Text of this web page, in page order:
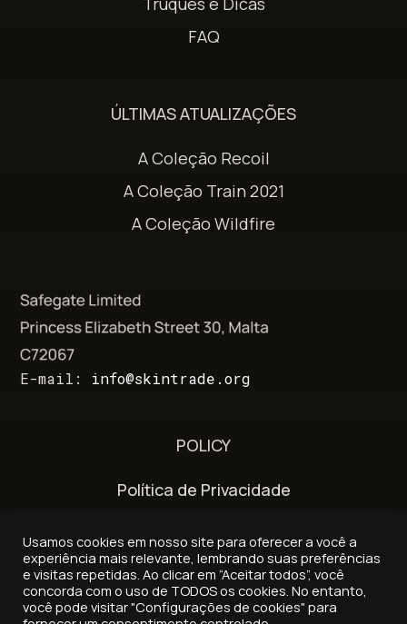
FAQ
ÚLTIMAS ATUALIZAÇÕES
A Coleção Recoil
A Coleção Train 2021
A Coleção Wildfire
E-mail: info@skintrade.org
POLICY
Política de Privacidade
Política de entrega e reembolso
Usamos cookies em nosso site para oferecer a você a
experiência mais relevante, lembrando suas preferências
e visitas repetidas. Ao clicar em “Aceitar todos”, você
concorda com o uso de TODOS os cookies. No entanto,
você pode visitar "Configurações de cookies" para